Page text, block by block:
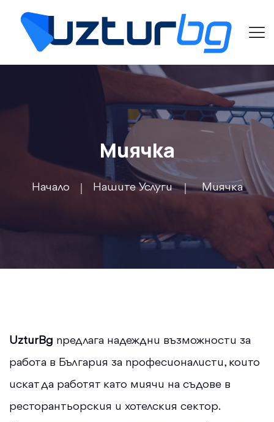
Миячка
Начало Нашите Услуги Миячка
UzturBg предлага надеждни възможности за
работа в България за професионалисти, които
искат да работят като миячи на съдове в
ресторантьорския и хотелския сектор.